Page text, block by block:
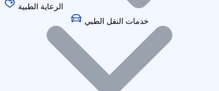
الرعاية الطبية
خدمات النقل الطبي